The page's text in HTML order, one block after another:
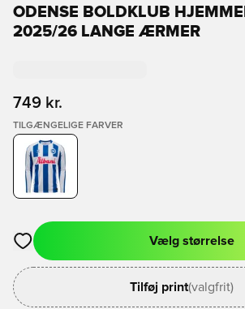
ODENSE BOLDKLUB
2025/26 LANGE ÆRMER
749 kr.
TILGÆNGELIGE FARVER
Åbner en Modal til at logge ind eller
Vælg størrelse
Tilføj print(valgfrit)